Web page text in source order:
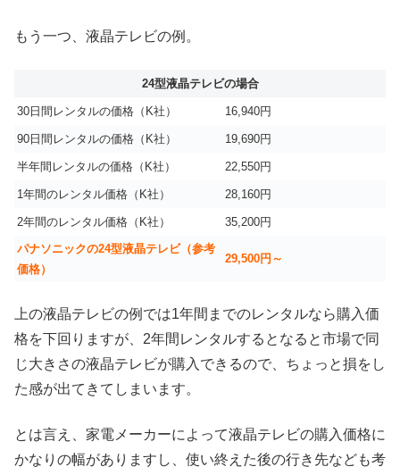
もう一つ、液晶テレビの例。
24型液晶テレビの場合
30日間レンタルの価格（K社） 16,940円
90日間レンタルの価格（K社） 19,690円
半年間レンタルの価格（K社） 22,550円
1年間のレンタル価格（K社） 28,160円
2年間のレンタル価格（K社）
35,200円
パナソニックの24型液晶テレビ（参考
価格）
29,500円～
上の液晶テレビの例では1年間までのレンタルなら購入価
格を下回りますが、2年間レンタルするとなると市場で同
じ大きさの液晶テレビが購入できるので、ちょっと損をし
た感が出てきてしまいます。
とは言え、家電メーカーによって液晶テレビの購入価格に
かなりの幅がありますし、使い終えた後の行き先なども考